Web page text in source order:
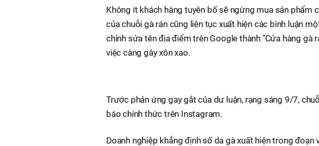
Không ít khách hàng tuyên bố sẽ ngừng mua sản phẩm
của chuỗi gà rán cũng liên tục xuất hiện các bình luận
chỉnh sửa tên địa điểm trên Google thành "Cửa hàng gà
việc càng gây xôn xao.
Trước phản ứng gay gắt của dư luận, rạng sáng 9/7,
báo chính thức trên Instagram.
Doanh nghiệp khẳng định số da gà xuất hiện trong đoạn